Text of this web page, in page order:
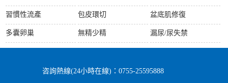
習慣性流產
多囊卵巢
包皮環切
無精少精
盆底肌修復
漏尿/尿失禁
咨詢熱線(24小時在線)：0755-25595888